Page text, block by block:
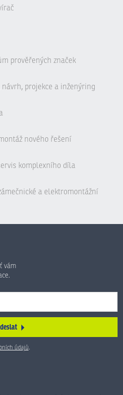
prověřených značek
projekce a inženýring
nového řešení
komplexního díla
a elektromontážní
vám
údajů.